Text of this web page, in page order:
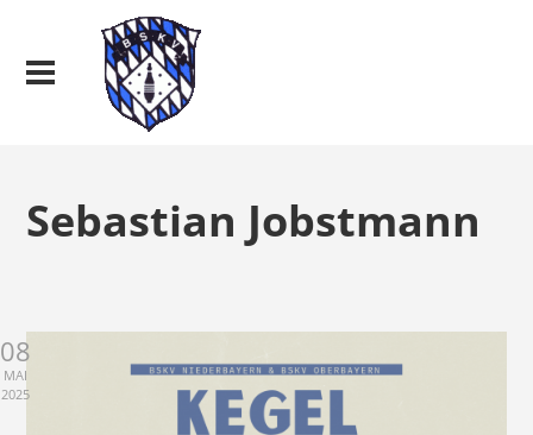
Sebastian Jobstmann
08
MAI
2025